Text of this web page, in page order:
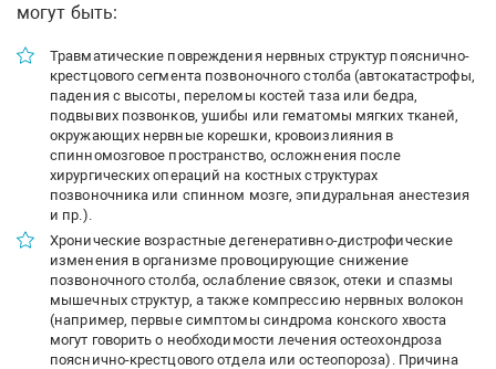
могут быть:
Травматические повреждения нервных структур пояснично-
крестцового сегмента позвоночного столба (автокатастрофы,
падения с высоты, переломы костей таза или бедра,
подвывих позвонков, ушибы или гематомы мягких тканей,
окружающих нервные корешки, кровоизлияния в
спинномозговое пространство, осложнения после
хирургических операций на костных структурах
позвоночника или спинном мозге, эпидуральная анестезия
и пр.).
Хронические возрастные дегенеративно-дистрофические
изменения в организме провоцирующие снижение
позвоночного столба, ослабление связок, отеки и спазмы
мышечных структур, а также компрессию нервных волокон
(например, первые симптомы синдрома конского хвоста
могут говорить о необходимости лечения остеохондроза
пояснично-крестцового отдела или остеопороза). Причина